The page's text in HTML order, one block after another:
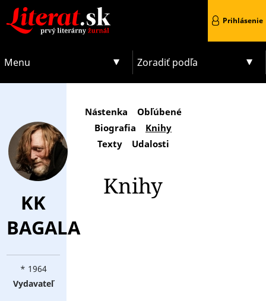
Menu Zoradiť podľa
Prihlásenie
KK
BAGALA
* 1964
Vydavateľ
Nástenka
Obľúbené
Biografia
Knihy
Texty
Udalosti
Knihy